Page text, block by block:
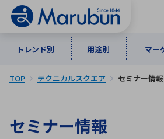
トレンド別 用途別 マー
トレンド別
インダストリアルDXソ
用途別
通信・ネットワーク
マーケット別
商品別
メーカ一覧
50音順
TOP テクニカルスクエア セミナー情報
セミナー情報